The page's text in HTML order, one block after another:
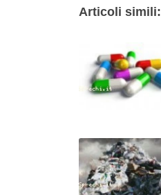
Articoli simili: